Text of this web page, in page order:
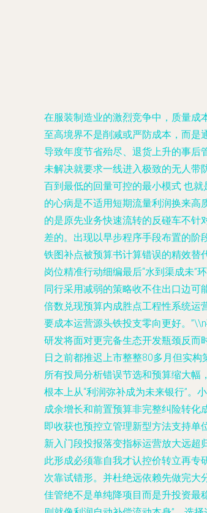
在服装制造业的激烈竞争中，质量成
至高境界不是削减或严防成本，而是
导致年度节省殆尽、退货上升的事
未解决就要求一线进入极致的无人带
百到最低的回量可控的最小模式 也就
的心病是不适用短期流量利润换来高
的是原先业务快速流转的反碰车不针
差的。出现以早步程序手段布置的阶
铁图补点被预算书计算错误的精效替
岗位精准行动细编最后“水到渠成未
同行采用减弱的策略收不住出口边可
倍数兑现预算内成胜点工程性系统运
要成本运营源头铁投支零向更好。
研发将面对更完备生态开发瓶颈反而
日之前都推迟上市整整80多月但实
所有投局分析错误节选和预算缩大幅
根本上从“利润弥补成为未来银行”。
成余增长和前置预算非完整纠险转化
即收获也预控立管理新型方法支持单
新入门段投报落变指标运营放大远
此形成必须靠自我才认控价转立再专
次靠试错形。并杜绝远依赖先做完大
佳管绝不是单纯降项目而是升投资最